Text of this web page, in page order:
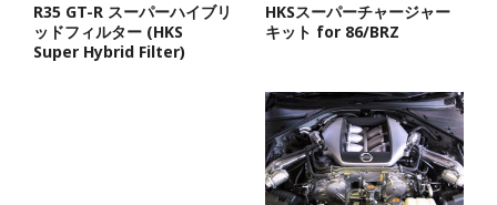
R35 GT-R スーパーハイブリ
ッドフィルター (HKS
Super Hybrid Filter)
HKSスーパーチャージャー
キット for 86/BRZ